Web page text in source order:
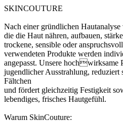
SKINCOUTURE
Nach einer gründlichen
die die Haut nähren, aufbauen,
trockene, sensible oder
verwendeten Produkte werden
angepasst. Unsere hochwirksame
jugendlicher Ausstrahlung,
Fältchen
und fördert gleichzeitig Festigkeit
lebendiges, frisches Hautgefühl.
Warum SkinCouture: